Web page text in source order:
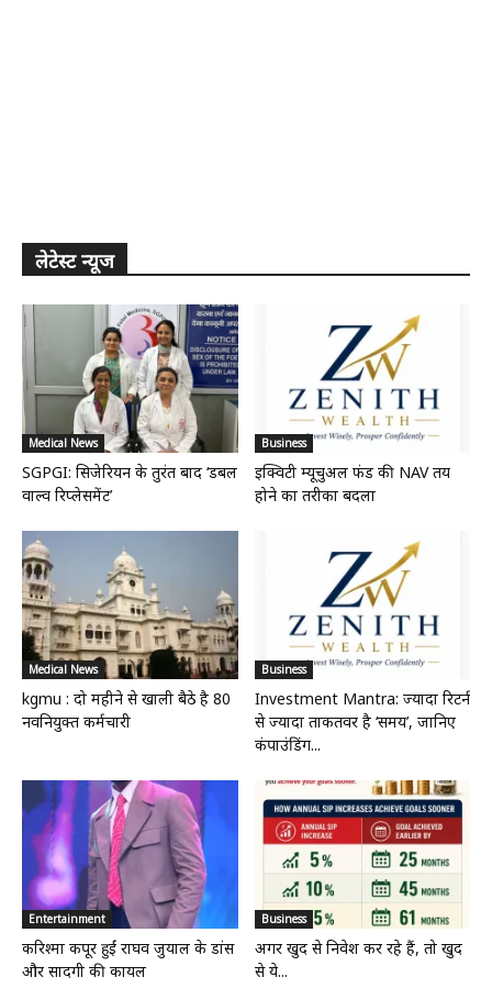
लेटेस्ट न्यूज
Medical News
SGPGI: सिजेरियन के तुरंत बाद ‘डबल
वाल्व रिप्लेसमेंट’
Business
इक्विटी म्यूचुअल फंड की NAV तय
होने का तरीका बदला
Medical News
kgmu : दो महीने से खाली बैठे है 80
नवनियुक्त कर्मचारी
Business
Investment Mantra: ज्यादा रिटर्न
से ज्यादा ताकतवर है ‘समय’, जानिए
कंपाउंडिंग...
Entertainment
करिश्मा कपूर हुईं राघव जुयाल के डांस
और सादगी की कायल
Business
अगर खुद से निवेश कर रहे हैं, तो खुद
से ये...